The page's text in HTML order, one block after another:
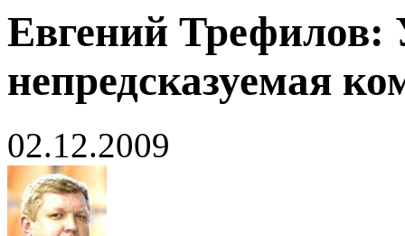
Евгений Трефилов:
непредсказуемая
02.12.2009